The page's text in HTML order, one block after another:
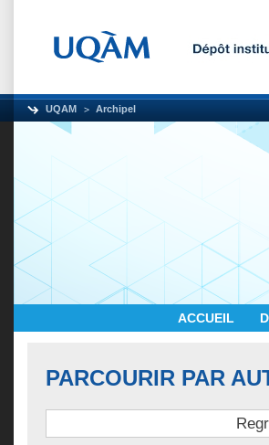
UQAM Archipel
ACCUEIL
PARCOURIR PAR